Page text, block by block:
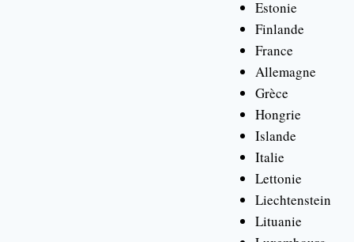
Estonie
Finlande
France
Allemagne
Grèce
Hongrie
Islande
Italie
Lettonie
Liechtenstein
Lituanie